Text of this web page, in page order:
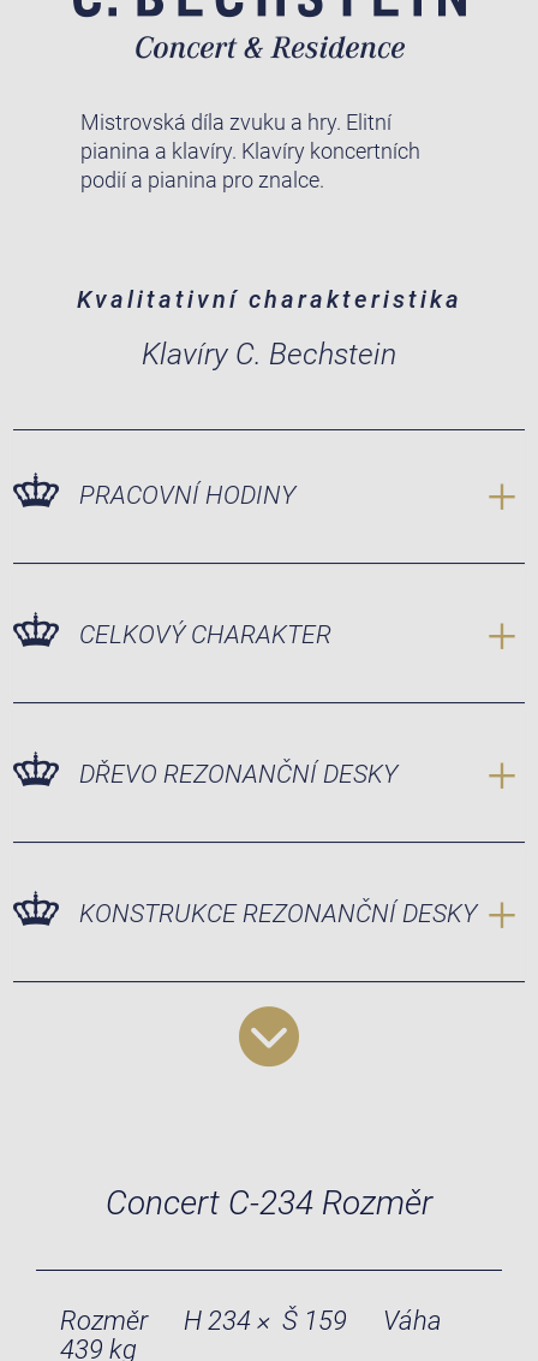
Mistrovská díla zvuku a hry. Elitní
pianina a klavíry. Klavíry koncertních
podií a pianina pro znalce.
Kvalitativní charakteristika
Klavíry C. Bechstein
PRACOVNÍ HODINY
CELKOVÝ CHARAKTER
DŘEVO REZONANČNÍ DESKY
KONSTRUKCE REZONANČNÍ DESKY
Concert C-234 Rozměr
Rozměr H 234 × Š 159
Váha
439 kg